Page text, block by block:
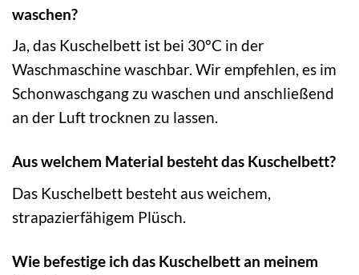
waschen?
Ja, das Kuschelbett ist bei 30°C in der
Waschmaschine waschbar. Wir empfehlen, es im
Schonwaschgang zu waschen und anschließend
an der Luft trocknen zu lassen.
Aus welchem Material besteht das Kuschelbett?
Das Kuschelbett besteht aus weichem,
strapazierfähigem Plüsch.
Wie befestige ich das Kuschelbett an meinem